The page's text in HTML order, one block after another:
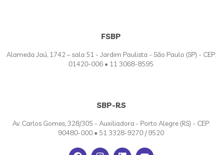
FSBP
Alameda Jaú, 1742 – sala 51 - Jardim Paulista - São Paulo (SP) - CEP:
01420-006 • 11 3068-8595
SBP-RS
Av. Carlos Gomes, 328/305 - Auxiliadora - Porto Alegre (RS) - CEP:
90480-000 • 51 3328-9270 / 9520